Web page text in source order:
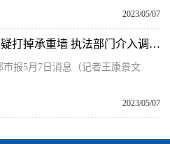
2023/05/07
问政海南｜海口一业主装修疑打掉承重墙 执法部门介入调查 快看
报5月7日消息（记者王康景文
2023/05/07